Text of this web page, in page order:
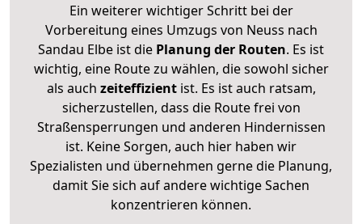
Ein weiterer wichtiger Schritt bei der
Vorbereitung eines Umzugs von Neuss nach
Sandau Elbe ist die Planung der Routen. Es ist
wichtig, eine Route zu wählen, die sowohl sicher
als auch zeiteffizientist. Es ist auch ratsam,
sicherzustellen, dass die Route frei von
Straßensperrungen und anderen Hindernissen
ist. Keine Sorgen, auch hier haben wir
Spezialisten und übernehmen gerne die Planung,
damit Sie sich auf andere wichtige Sachen
konzentrieren können.